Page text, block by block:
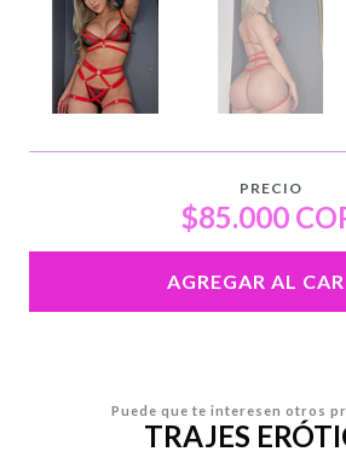
PRECIO
$85.000
AGREGAR AL
Puede que te interesen otros
TRAJES